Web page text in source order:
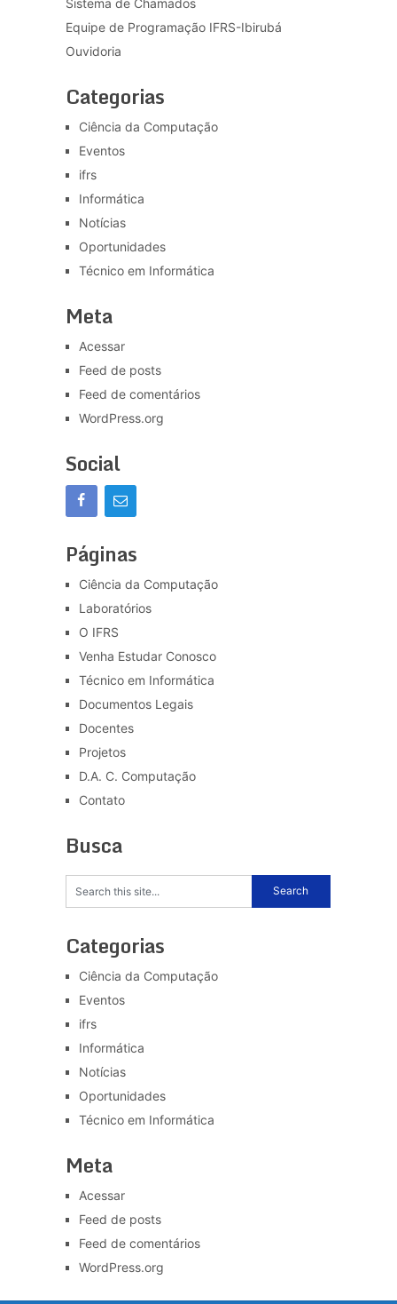
Sistema de Chamados
Equipe de Programação IFRS-Ibirubá
Ouvidoria
Categorias
Ciência da Computação
Eventos
ifrs
Informática
Notícias
Oportunidades
Técnico em Informática
Meta
Acessar
Feed de posts
Feed de comentários
WordPress.org
Social
Páginas
Ciência da Computação
Laboratórios
O IFRS
Venha Estudar Conosco
Técnico em Informática
Documentos Legais
Docentes
Projetos
D.A. C. Computação
Contato
Busca
Categorias
Ciência da Computação
Eventos
ifrs
Informática
Notícias
Oportunidades
Técnico em Informática
Meta
Acessar
Feed de posts
Feed de comentários
WordPress.org